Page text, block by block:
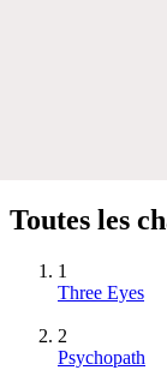
Toutes les
1
Three Eyes
2
Psychopath